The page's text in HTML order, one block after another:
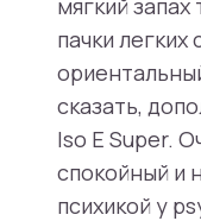
пачки
сказать,
Iso E Super.
спокойный и
психикой у